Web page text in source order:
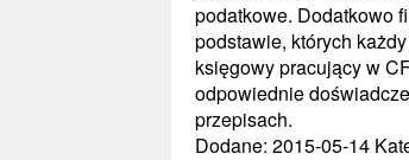
podatkowe. Dodatkowo
podstawie, których
księgowy pracujący w
odpowiednie
przepisach.
Dodane: 2015-05-14